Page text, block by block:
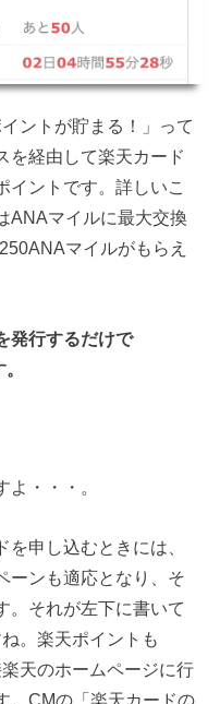
ントが貯まる！」って
を経由して楽天カード
イントです。詳しいこ
ANAマイルに最大交換
マイルがもらえ
発行するだけで
・・・。
申し込むときには、
ーンも適応となり、そ
。それが左下に書いて
。楽天ポイントも
天のホームページに行
。CMの「楽天カードの